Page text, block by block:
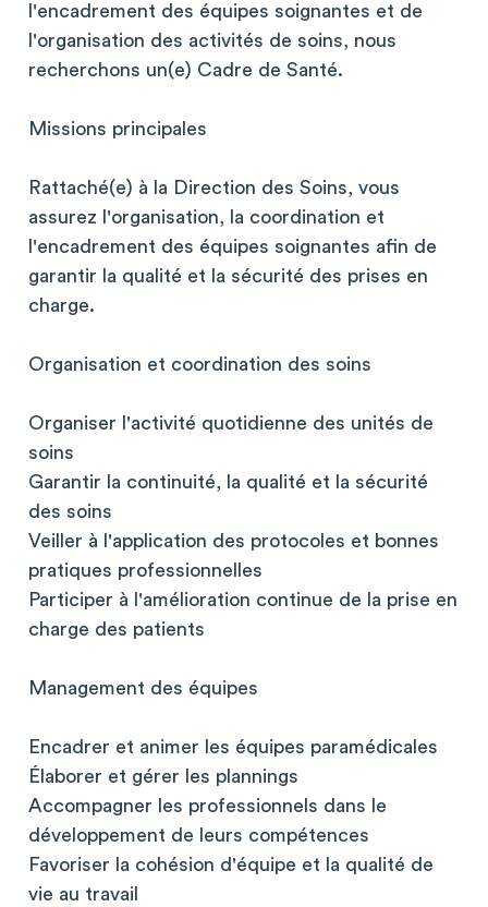
l'encadrement des équipes soignantes et de
l'organisation des activités de soins, nous
recherchons un(e) Cadre de Santé.
Missions principales
Rattaché(e) à la Direction des Soins, vous
assurez l'organisation, la coordination et
l'encadrement des équipes soignantes afin de
garantir la qualité et la sécurité des prises en
charge.
Organisation et coordination des soins
Organiser l'activité quotidienne des unités de
soins
Garantir la continuité, la qualité et la sécurité
des soins
Veiller à l'application des protocoles et bonnes
pratiques professionnelles
Participer à l'amélioration continue de la prise en
charge des patients
Management des équipes
Encadrer et animer les équipes paramédicales
Élaborer et gérer les plannings
Accompagner les professionnels dans le
développement de leurs compétences
Favoriser la cohésion d'équipe et la qualité de
vie au travail